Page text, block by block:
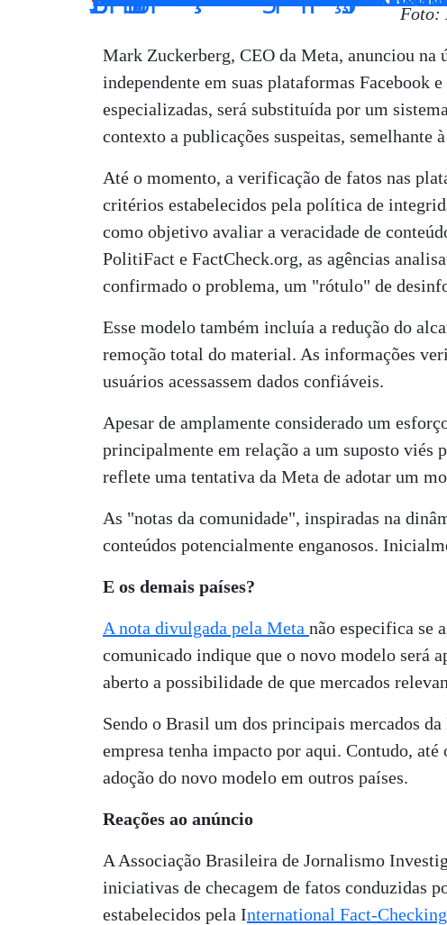
Foto:
Mark Zuckerberg, CEO da Meta, anunciou
independente em suas plataformas Facebook
especializadas, será substituída por um
contexto a publicações suspeitas, semelhante
Até o momento, a verificação de fatos nas
critérios estabelecidos pela política de
como objetivo avaliar a veracidade de
PolitiFact e FactCheck.org, as agências
confirmado o problema, um "rótulo" de
Esse modelo também incluía a redução do
remoção total do material. As informações
usuários acessassem dados confiáveis.
Apesar de amplamente considerado um
principalmente em relação a um suposto viés
reflete uma tentativa da Meta de adotar um
As "notas da comunidade", inspiradas na
conteúdos potencialmente enganosos.
E os demais países?
A nota divulgada pela Meta não especifica se
comunicado indique que o novo modelo será
aberto a possibilidade de que mercados
Sendo o Brasil um dos principais mercados
empresa tenha impacto por aqui. Contudo,
adoção do novo modelo em outros países.
Reações ao anúncio
A Associação Brasileira de Jornalismo
iniciativas de checagem de fatos conduzidas
estabelecidos pela International Fact-